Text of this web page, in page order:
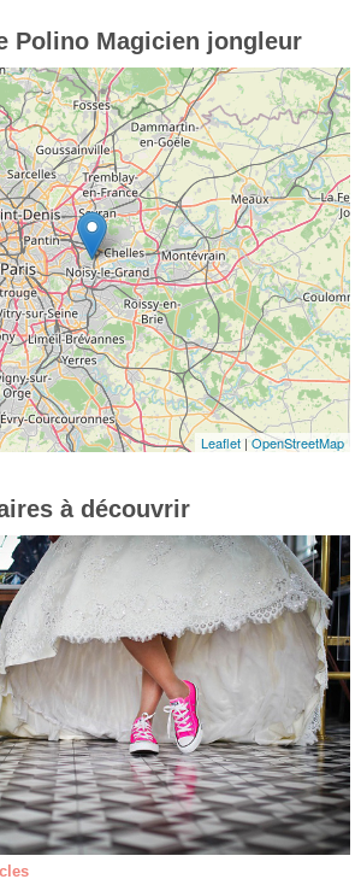
Polino Magicien jongleur
Leaflet |OpenStreetMap
à découvrir